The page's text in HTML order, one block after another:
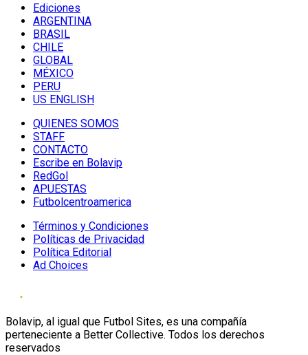
Ediciones
ARGENTINA
BRASIL
CHILE
GLOBAL
MÉXICO
PERU
US ENGLISH
QUIENES SOMOS
STAFF
CONTACTO
Escribe en Bolavip
RedGol
APUESTAS
Futbolcentroamerica
Términos y Condiciones
Políticas de Privacidad
Política Editorial
Ad Choices
Bolavip, al igual que Futbol Sites, es una compañía
perteneciente a Better Collective. Todos los derechos
reservados